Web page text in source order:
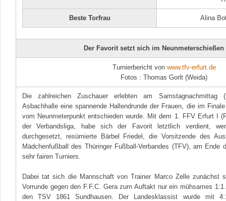
Beste Torfrau Alina
Der Favorit setzt sich im
Turnierbericht von www.tfv-erfurt.de
Fotos : Thomas Gorlt (Weida)
Die zahlreichen Zuschauer erlebten am Samstagnachmittag
Asbachhalle eine spannende Hallendrunde der Frauen, die im
vom Neunmeterpunkt entschieden wurde. Mit dem 1. FFV Erfurt I
der Verbandsliga, habe sich der Favorit letztlich verdient,
durchgesetzt, resümierte Bärbel Friedel, die Vorsitzende des
Mädchenfußball des Thüringer Fußball-Verbandes (TFV), am Ende
sehr fairen Turniers.
Dabei tat sich die Mannschaft von Trainer Marco Zelle zunächst
Vorrunde gegen den F.F.C. Gera zum Auftakt nur ein mühsames
den TSV 1861 Sundhausen. Der Landesklassist wurde mit